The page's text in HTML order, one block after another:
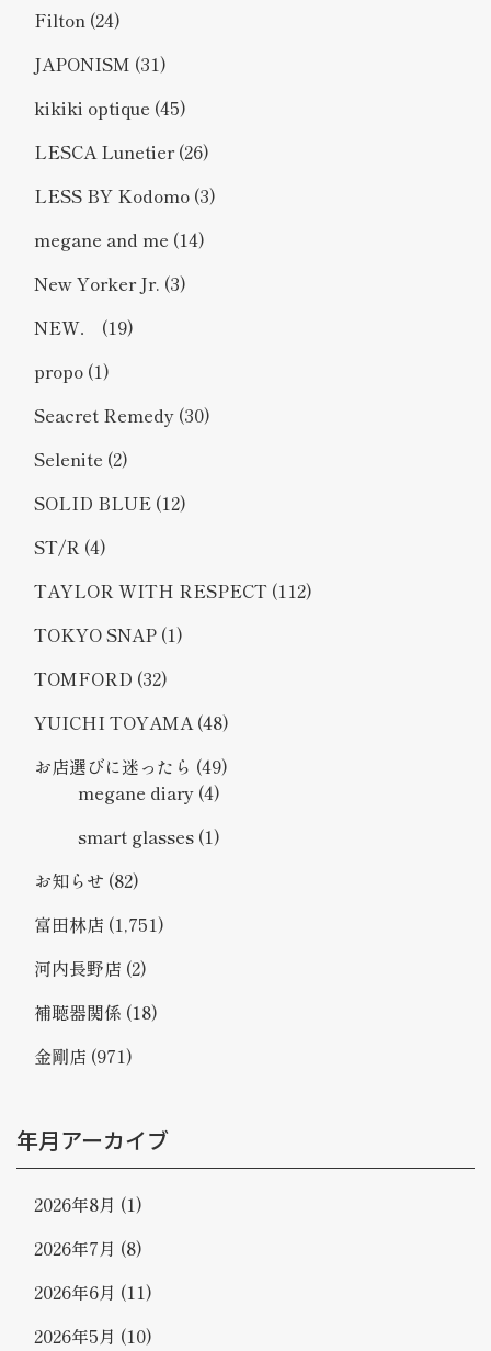
Filton (24)
JAPONISM (31)
kikiki optique (45)
LESCA Lunetier (26)
LESS BY Kodomo (3)
megane and me (14)
New Yorker Jr. (3)
NEW．
(19)
propo (1)
Seacret Remedy (30)
Selenite (2)
SOLID BLUE (12)
ST/R (4)
TAYLOR WITH RESPECT (112)
TOKYO SNAP (1)
TOMFORD (32)
YUICHI TOYAMA(48)
お店選びに迷ったら (49)
megane diary (4)
smart glasses (1)
お知らせ (82)
富田林店 (1,751)
河内長野店 (2)
補聴器関係 (18)
金剛店 (971)
年月アーカイブ
2026年8月 (1)
2026年7月 (8)
2026年6月 (11)
2026年5月 (10)